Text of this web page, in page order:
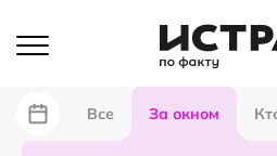
Все За окном